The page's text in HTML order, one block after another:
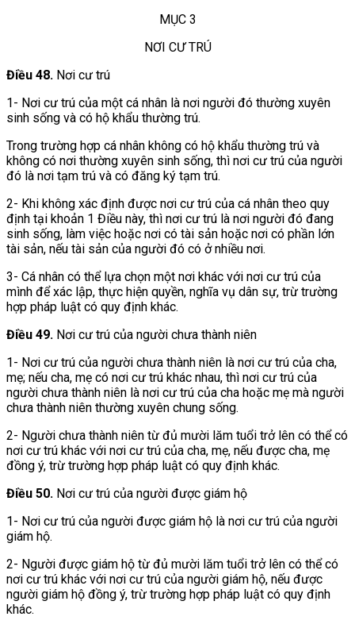
MỤC 3
NƠI CƯ TRÚ
Điều 48. Nơi cư trú
1- Nơi cư trú của một cá nhân là nơi người đó thường xuyên
sinh sống và có hộ khẩu thường trú.
Trong trường hợp cá nhân không có hộ khẩu thường trú và
không có nơi thường xuyên sinh sống, thì nơi cư trú của người
đó là nơi tạm trú và có đăng ký tạm trú.
2- Khi không xác định được nơi cư trú của cá nhân theo quy
định tại khoản 1 Điều này, thì nơi cư trú là nơi người đó đang
sinh sống, làm việc hoặc nơi có tài sản hoặc nơi có phần lớn
tài sản, nếu tài sản của người đó có ở nhiều nơi.
3- Cá nhân có thể lựa chọn một nơi khác với nơi cư trú của
mình để xác lập, thực hiện quyền, nghĩa vụ dân sự, trừ trường
hợp pháp luật có quy định khác.
Điều 49. Nơi cư trú của người chưa thành niên
1- Nơi cư trú của người chưa thành niên là nơi cư trú của cha,
mẹ; nếu cha, mẹ có nơi cư trú khác nhau, thì nơi cư trú của
người chưa thành niên là nơi cư trú của cha hoặc mẹ mà người
chưa thành niên thường xuyên chung sống.
2- Người chưa thành niên từ đủ mười lăm tuổi trở lên có thể có
nơi cư trú khác với nơi cư trú của cha, mẹ, nếu được cha, mẹ
đồng ý, trừ trường hợp pháp luật có quy định khác.
Điều 50. Nơi cư trú của người được giám hộ
1- Nơi cư trú của người được giám hộ là nơi cư trú của người
giám hộ.
2- Người được giám hộ từ đủ mười lăm tuổi trở lên có thể có
nơi cư trú khác với nơi cư trú của người giám hộ, nếu được
người giám hộ đồng ý, trừ trường hợp pháp luật có quy định
khác.